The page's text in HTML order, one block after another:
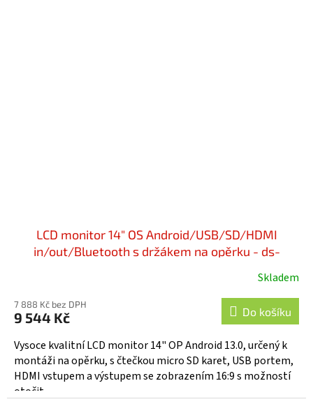
LCD monitor 14" OS Android/USB/SD/HDMI
in/out/Bluetooth s držákem na opěrku - ds-
Skladem
7 888 Kč bez DPH
9 544 Kč Do košíku
Vysoce kvalitní LCD monitor 14" OP Android 13.0, určený k
montáži na opěrku, s čtečkou micro SD karet, USB portem,
HDMI vstupem a výstupem se zobrazením 16:9 s možností
otočit...